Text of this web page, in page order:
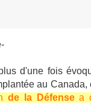
d'une fois
au Canada,
de la Défensea